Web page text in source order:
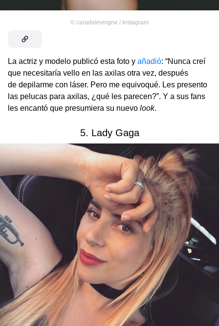
© caradelevingne / Instagram
La actriz y modelo publicó esta foto y añadió: “Nunca creí
que necesitaría vello en las axilas otra vez, después
de depilarme con láser. Pero me equivoqué. Les presento
las pelucas para axilas, ¿qué les parecen?”. Y a sus fans
les encantó que presumiera su nuevo look.
5. Lady Gaga